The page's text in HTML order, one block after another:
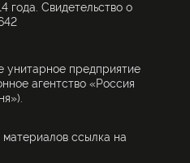
года. Свидетельство о
унитарное предприятие
агентство «Россия
ссылка на